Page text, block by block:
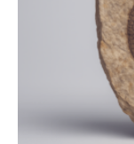
Saccharomyces
Studie wurde
Fachzeitschrift…